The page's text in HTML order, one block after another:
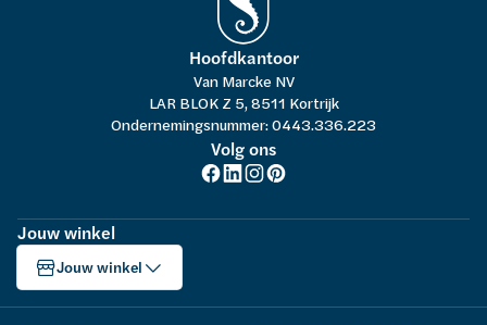
Hoofdkantoor
Van Marcke NV
LAR BLOK Z 5, 8511 Kortrijk
Ondernemingsnummer: 0443.336.223
Volg ons
Jouw winkel
Jouw winkel